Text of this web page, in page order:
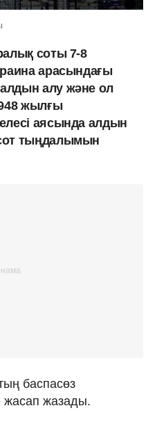
соты 7-8
арасындағы
алу және ол
жылғы
аясында алдын
тыңдалымын
баспасөз
жасап жазады.